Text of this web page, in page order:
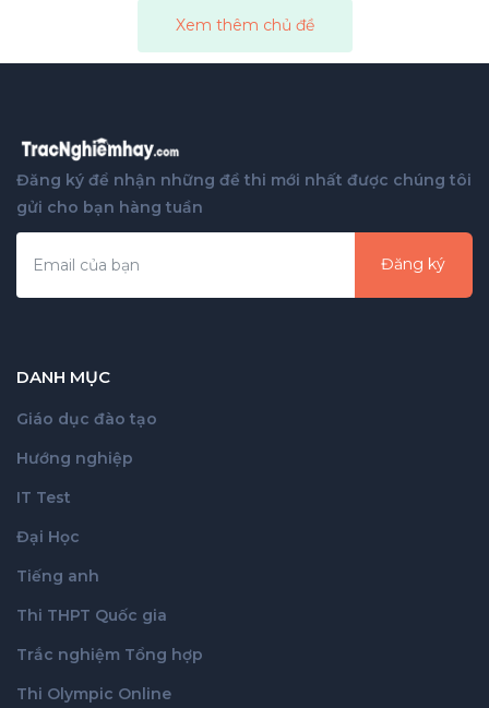
Xem thêm chủ đề
Đăng ký để nhận những đề thi mới nhất được chúng tôi
gửi cho bạn hàng tuần
Đăng ký
DANH MỤC
Giáo dục đào tạo
Hướng nghiệp
IT Test
Đại Học
Tiếng anh
Thi THPT Quốc gia
Trắc nghiệm Tổng hợp
Thi Olympic Online